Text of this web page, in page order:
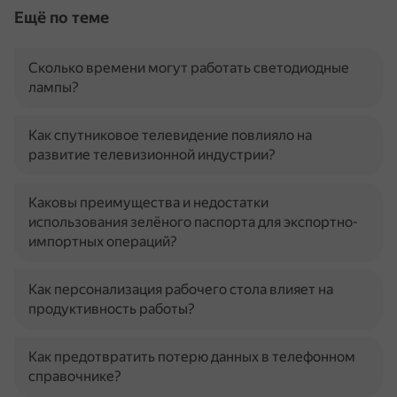
Ещё по теме
Сколько времени могут работать светодиодные
лампы?
Как спутниковое телевидение повлияло на
развитие телевизионной индустрии?
Каковы преимущества и недостатки
использования зелёного паспорта для экспортно-
импортных операций?
Как персонализация рабочего стола влияет на
продуктивность работы?
Как предотвратить потерю данных в телефонном
справочнике?